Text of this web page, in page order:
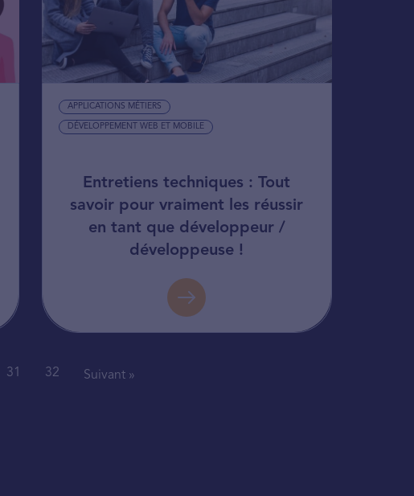
APPLICATIONS MÉTIERS
DÉVELOPPEMENT WEB ET MOBILE
Entretiens techniques : Tout
savoir pour vraiment les réussir
en tant que développeur /
développeuse !
31 32 Suivant »